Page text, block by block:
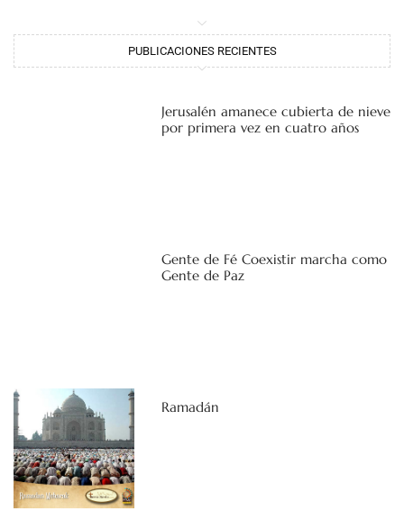
PUBLICACIONES RECIENTES
Jerusalén amanece cubierta de nieve
por primera vez en cuatro años
Gente de Fé Coexistir marcha como
Gente de Paz
Ramadán